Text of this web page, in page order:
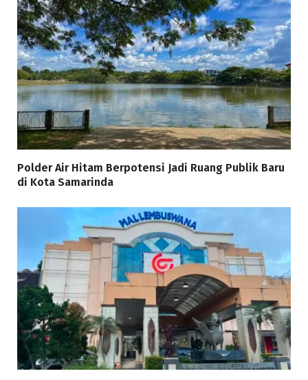
Polder Air Hitam Berpotensi Jadi Ruang Publik Baru
di Kota Samarinda